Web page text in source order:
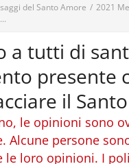
del Santo Amore / 2021
a tutti di
presente
il
le opinioni sono
Alcune persone
le loro opinioni. I